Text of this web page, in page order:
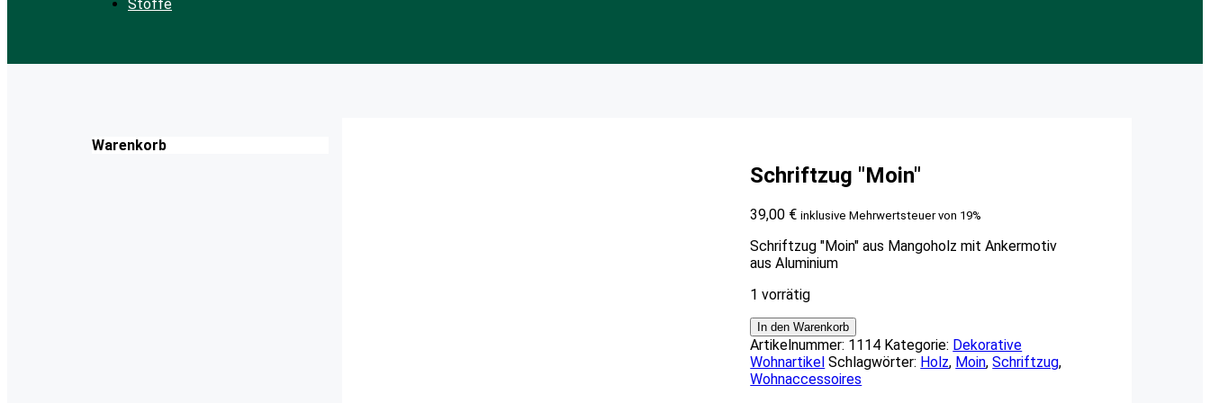
Stoffe
Warenkorb
Schriftzug "Moin"
39,00 € inklusive Mehrwertsteuer von 19%
Schriftzug "Moin" aus Mangoholz mit Ankermotiv
aus Aluminium
1 vorrätig
In den Warenkorb
Artikelnummer: 1114 Kategorie: Dekorative
Wohnartikel Schlagwörter: Holz, Moin,Schriftzug,
Wohnaccessoires